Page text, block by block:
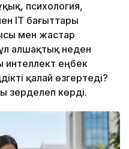
психология,
IT бағыттары
мен жастар
алшақтық неден
еңбек
қалай өзгертеді?
зерделеп көрді.